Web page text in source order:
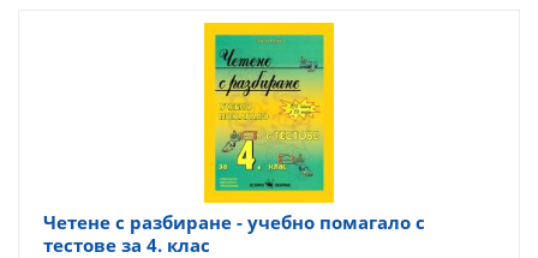
Четене с разбиране - учебно помагало с
тестове за 4. клас